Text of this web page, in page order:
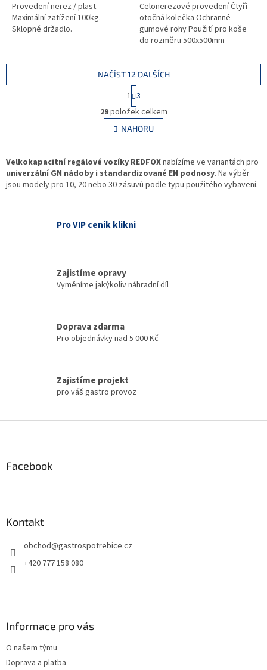
Provedení nerez / plast.
Maximální zatížení 100kg.
Sklopné držadlo.
Celonerezové provedení Čtyři
otočná kolečka Ochranné
gumové rohy Použití pro koše
do rozměru 500x500mm
O
v
l
á
a
c
í
v
k
i
NAČÍST 12 DALŠÍCH
t
r
á
n
k
v
á
n
1 3
29položek celkem
NAHORU
Velkokapacitní regálové vozíky REDFOXnabízíme ve variantách pro
univerzální GN nádoby i standardizované EN podnosy. Na výběr
jsou modely pro 10, 20 nebo 30 zásuvů podle typu použitého vybavení.
Pro VIP ceník klikni
Zajistíme opravy
Vyměníme jakýkoliv náhradní díl
Doprava zdarma
Pro objednávky nad 5 000 Kč
Zajistíme projekt
pro váš gastro provoz
Facebook
Kontakt
obchod@gastrospotrebice.cz
+420 777 158 080
Informace pro vás
O našem týmu
Doprava a platba